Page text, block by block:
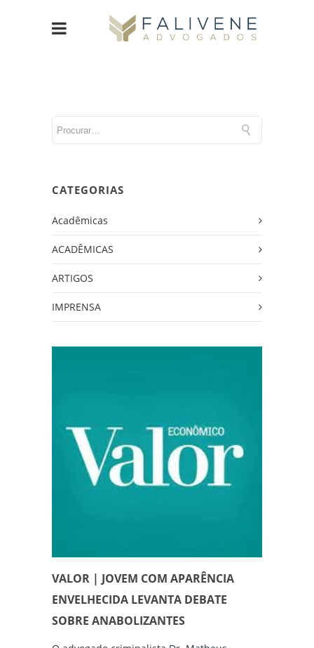
CATEGORIAS
Acadêmicas
ACADÊMICAS
ARTIGOS
IMPRENSA
VALOR | JOVEM COM APARÊNCIA
ENVELHECIDA LEVANTA DEBATE
SOBRE ANABOLIZANTES